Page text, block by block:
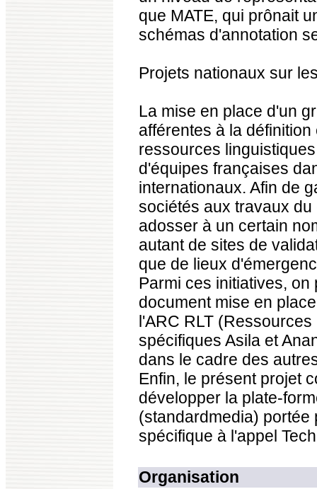
que MATE, qui prônait
schémas d'annotation
Projets nationaux sur
La mise en place d'un
afférentes à la
ressources
d'équipes françaises
internationaux. Afin de
sociétés aux travaux
adosser à un certain
autant de sites de
que de lieux
Parmi ces initiatives,
document mise en
l'ARC RLT
spécifiques Asila et
dans le cadre des
Enfin, le présent projet
développer la plate-
(standardmedia) portée
spécifique à l'appel
Organisation